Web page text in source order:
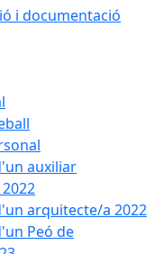
i documentació
auxiliar
arquitecte/a 2022
Peó de